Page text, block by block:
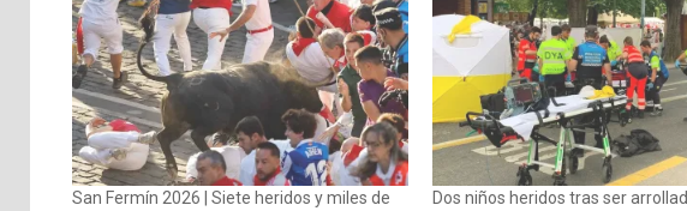
San Fermín 2026 | Siete heridos y miles de
Dos niños heridos tras ser